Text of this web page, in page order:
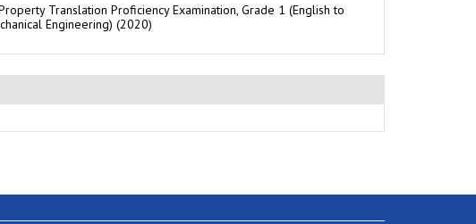
Translation Proficiency Examination, Grade 1 (English to
Engineering) (2020)